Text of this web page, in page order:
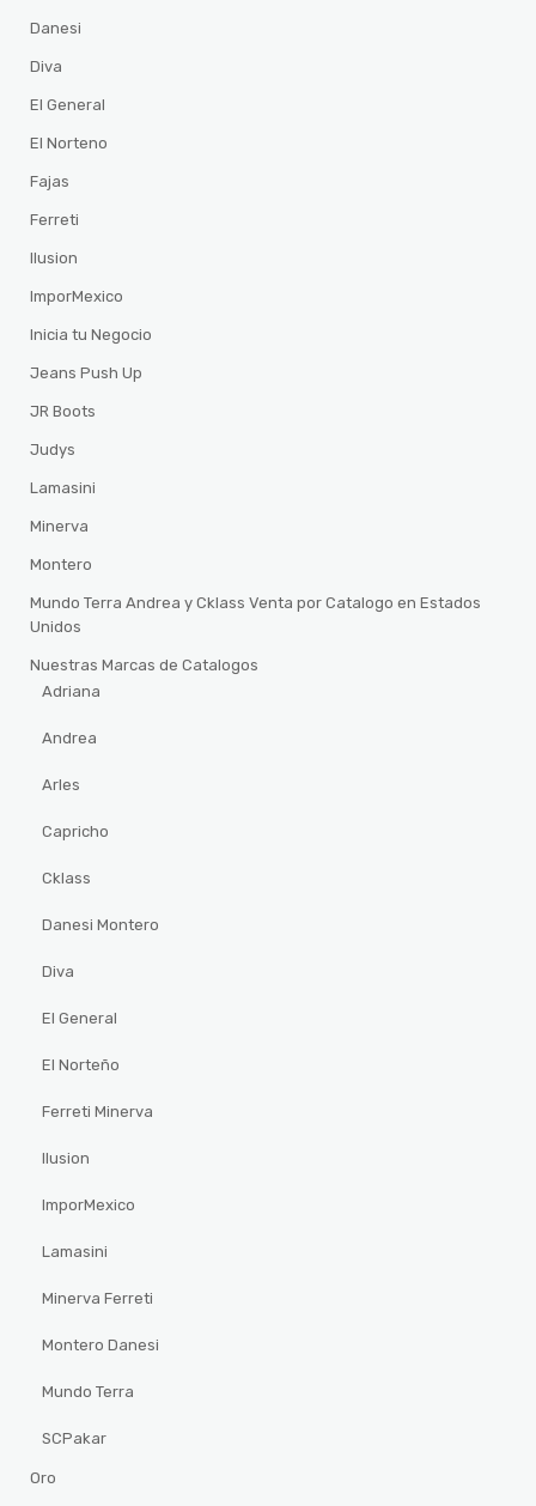
Danesi
Diva
El General
El Norteno
Fajas
Ferreti
Ilusion
ImporMexico
Inicia tu Negocio
Jeans Push Up
JR Boots
Judys
Lamasini
Minerva
Montero
Mundo Terra Andrea y Cklass Venta por Catalogo en Estados
Unidos
Nuestras Marcas de Catalogos
Adriana
Andrea
Arles
Capricho
Cklass
Danesi Montero
Diva
El General
El Norteño
Ferreti Minerva
Ilusion
ImporMexico
Lamasini
Minerva Ferreti
Montero Danesi
Mundo Terra
SCPakar
Oro